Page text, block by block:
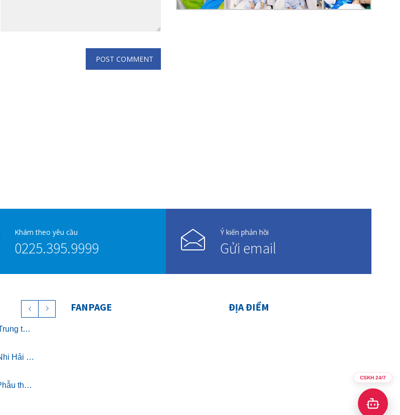
Khám theo yêu cầu
0225.395.9999
Ý kiến phản hồi
Gửi email
Chính thức khai trương Trung tâm Nghỉ dưỡng ở cữ cao cấp The Nest – Luxury Postpartum & Retreat
Bệnh viện Quốc tế Sản Nhi Hải Phòng chính thức triển khai khám sức khỏe theo Thông tư 32/2023/TT-BYT
Chương trình Khám và Phẫu thuật nhân đạo cho trẻ bị dị tật khe hở môi miễn phí
FANPAGE ĐỊA ĐIỂM
CSKH 24/7